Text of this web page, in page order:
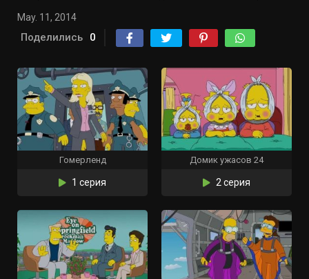
May. 11, 2014
Поделились 0
Гомерленд
1 серия
Домик ужасов 24
2 серия